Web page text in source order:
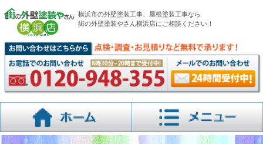
横浜市の外壁塗装工事、屋根塗装工事なら
街の外壁塗装やさん横浜店にご相談ください！